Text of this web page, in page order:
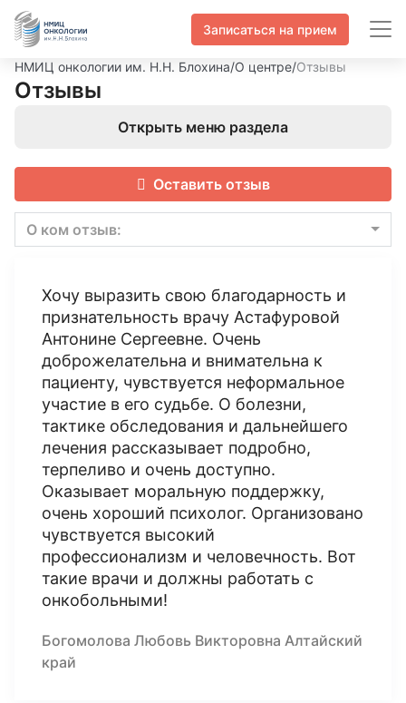
Записаться на прием
НМИЦ онкологии им. Н.Н. Блохина/О центре/Отзывы
Отзывы
Открыть меню раздела
Оставить отзыв
О ком отзыв:
Хочу выразить свою благодарность и
признательность врачу Астафуровой
Антонине Сергеевне. Очень
доброжелательна и внимательна к
пациенту, чувствуется неформальное
участие в его судьбе. О болезни,
тактике обследования и дальнейшего
лечения рассказывает подробно,
терпеливо и очень доступно.
Оказывает моральную поддержку,
очень хороший психолог. Организовано
чувствуется высокий
профессионализм и человечность. Вот
такие врачи и должны работать с
онкобольными!
Богомолова Любовь Викторовна Алтайский
край